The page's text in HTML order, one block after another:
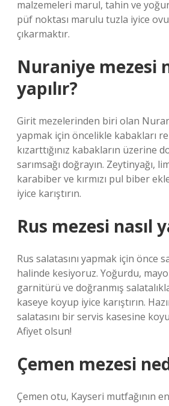
malzemeleri marul, tahin ve
püf noktası marulu tuzla iyice
çıkarmaktır.
Nuraniye mezesi
yapılır?
Girit mezelerinden biri olan
yapmak için öncelikle kabakları
kızarttığınız kabakların üzerine
sarımsağı doğrayın. Zeytinyağı,
karabiber ve kırmızı pul biber
iyice karıştırın.
Rus mezesi nasıl
Rus salatasını yapmak için önce
halinde kesiyoruz. Yoğurdu,
garnitürü ve doğranmış
kaseye koyup iyice karıştırın.
salatasını bir servis kasesine
Afiyet olsun!
Çemen mezesi
Çemen otu, Kayseri mutfağının